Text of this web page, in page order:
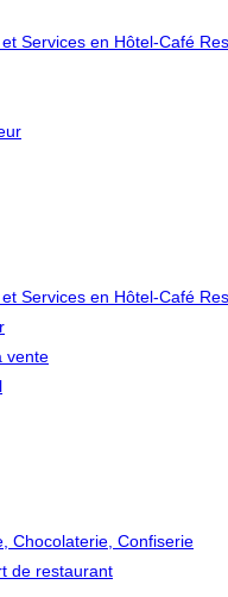
Services en Hôtel-Café
Services en Hôtel-Café
vente
Chocolaterie, Confiserie
de restaurant